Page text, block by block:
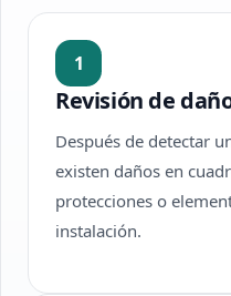
1
Revisión de
Después de detectar
existen daños en
protecciones o
instalación.